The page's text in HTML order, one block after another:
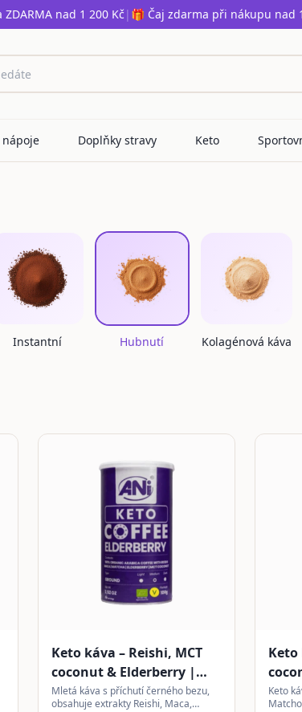
nad 1 200 Kč| 🎁 Čaj zdarma při nákupu nad
nápoje Doplňky stravy Keto
Instantní Hubnutí Kolagénová káva
Keto káva – Reishi, MCT
coconut & Elderberry |
mletá
Mletá káva s příchutí černého bezu,
obsahuje extrakty Reishi, Maca,
Keto
Keto